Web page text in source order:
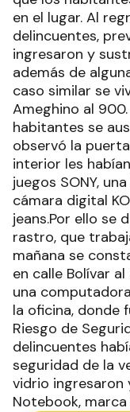
en el lugar. Al
delincuentes,
ingresaron y
además de
caso similar se
Ameghino al
habitantes se
observó la
interior les
juegos SONY,
cámara digital
jeans.Por ello se
rastro, que
mañana se
en calle Bolívar
una
la oficina, donde
Riesgo de
delincuentes
seguridad de la
vidrio
Notebook,